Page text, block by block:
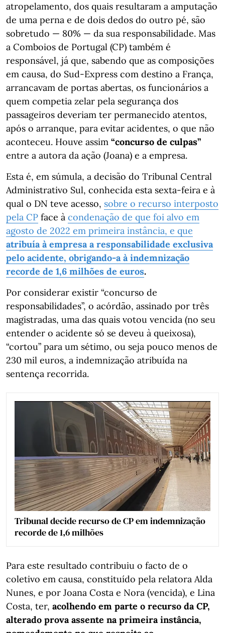
atropelamento, dos quais resultaram a amputação
de uma perna e de dois dedos do outro pé, são
sobretudo — 80% — da sua responsabilidade. Mas
a Comboios de Portugal (CP) também é
responsável, já que, sabendo que as composições
em causa, do Sud-Express com destino a França,
arrancavam de portas abertas, os funcionários a
quem competia zelar pela segurança dos
passageiros deveriam ter permanecido atentos,
após o arranque, para evitar acidentes, o que não
aconteceu. Houve assim “concurso de culpas”
entre a autora da ação (Joana) e a empresa.
Esta é, em súmula, a decisão do Tribunal Central
Administrativo Sul, conhecida esta sexta-feira e à
qual o DN teve acesso, sobre o recurso interposto
pela CP face à condenação de que foi alvo em
agosto de 2022 em primeira instância, e que
atribuía à empresa a responsabilidade exclusiva
pelo acidente, obrigando-a à indemnização
recorde de 1,6 milhões de euros.
Por considerar existir “concurso de
responsabilidades”, o acórdão, assinado por três
magistradas, uma das quais votou vencida (no seu
entender o acidente só se deveu à queixosa),
“cortou” para um sétimo, ou seja pouco menos de
230 mil euros, a indemnização atribuída na
sentença recorrida.
Tribunal decide recurso de CP em indemnização
recorde de 1,6 milhões
Para este resultado contribuiu o facto de o
coletivo em causa, constituído pela relatora Alda
Nunes, e por Joana Costa e Nora (vencida), e Lina
Costa, ter, acolhendo em parte o recurso da CP,
alterado prova assente na primeira instância,